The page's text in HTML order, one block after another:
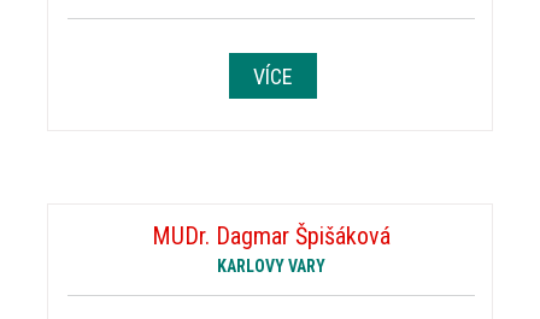
VÍCE
MUDr. Dagmar Špišáková
KARLOVY VARY